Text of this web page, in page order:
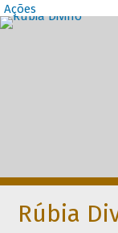
Ações
Rúbia